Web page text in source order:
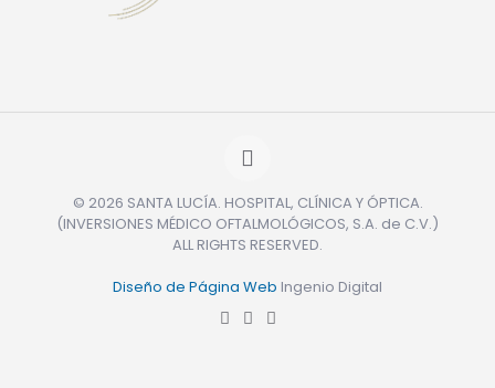
© 2026 SANTA LUCÍA. HOSPITAL, CLÍNICA Y ÓPTICA.
(INVERSIONES MÉDICO OFTALMOLÓGICOS, S.A. de C.V.)
ALL RIGHTS RESERVED.
Diseño de Página Web Ingenio Digital